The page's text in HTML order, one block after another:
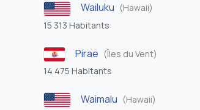
Wailuku (Hawaii)
15 313 Habitants
Pirae (Îles du Vent)
14 475 Habitants
Waimalu (Hawaii)